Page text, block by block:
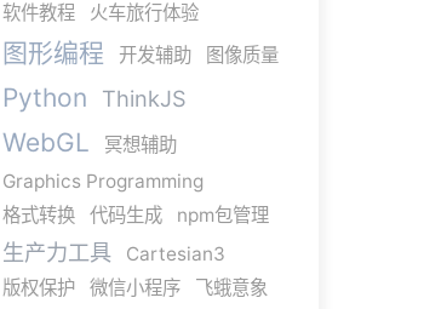
软件教程
火车旅行体验
图形编程 开发辅助 图像质量
Python ThinkJS
WebGL
冥想辅助
Graphics Programming
格式转换
代码生成 npm包管理
生产力工具
Cartesian3
版权保护
微信小程序
飞蛾意象